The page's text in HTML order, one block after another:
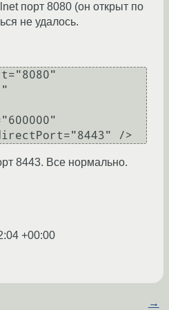
порт 8080 (он открыт по
не удалось.
8443. Все нормально.
+00:00
→